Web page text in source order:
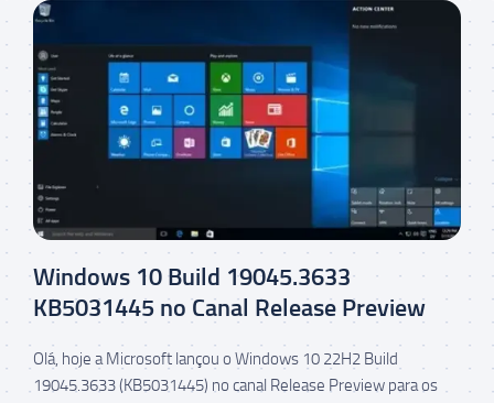
Windows 10 Build 19045.3633
KB5031445 no Canal Release Preview
Olá, hoje a Microsoft lançou o Windows 10 22H2 Build
19045.3633 (KB5031445) no canal Release Preview para os